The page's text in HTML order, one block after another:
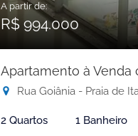
A partir de:
R$ 994.000
Apartamento à Venda
Rua Goiânia - Praia de
2 Quartos 1 Banheiro